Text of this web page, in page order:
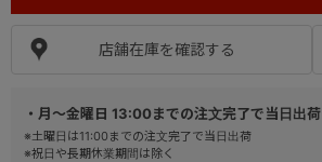
・月～金曜日 13:00までの注文完了で当日出荷
※土曜日は11:00までの注文完了で当日出荷
※祝日や長期休業期間は除く
店舗在庫を確認する